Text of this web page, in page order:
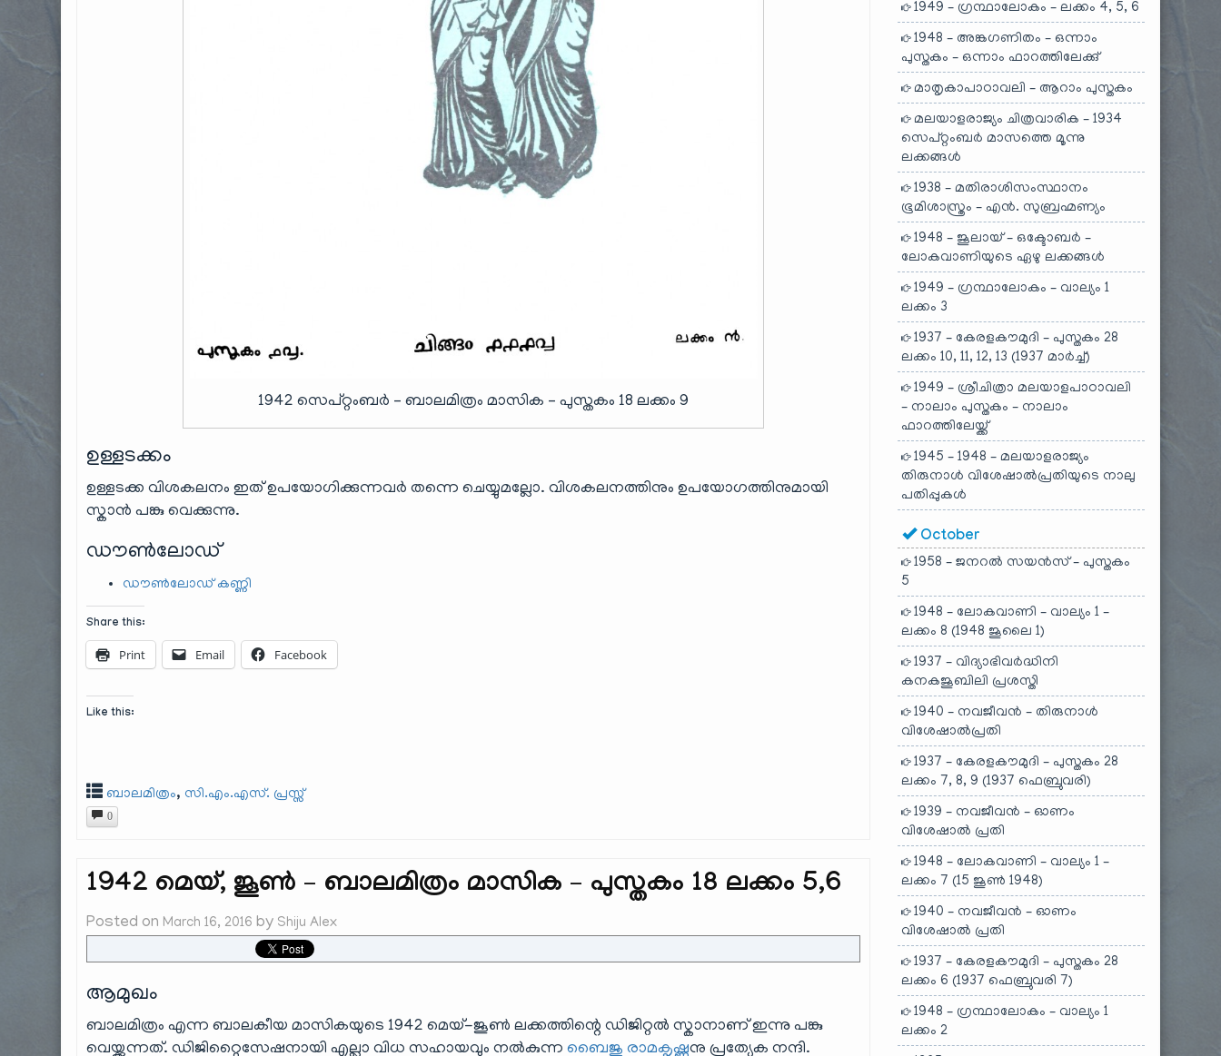
1942 സെപ്റ്റംബർ – ബാലമിത്രം മാസിക – പുസ്തകം 18 ലക്കം 9
ഉള്ളടക്കം
ഉള്ളടക്ക വിശകലനം ഇത് ഉപയോഗിക്കുന്നവർ തന്നെ ചെയ്യുമല്ലോ. വിശകലനത്തിനും ഉപയോഗത്തിനുമായി
സ്കാൻ പങ്കു വെക്കുന്നു.
ഡൗൺലോഡ്
ഡൗൺലോഡ് കണ്ണി
Share this:
Print Email Facebook
Like this:
ബാലമിത്രം, സി.എം.എസ്. പ്രസ്സ്
0
1942 മെയ്, ജൂൺ – ബാലമിത്രം മാസിക – പുസ്തകം 18 ലക്കം 5,6
Posted on March 16, 2016 by Shiju Alex
ആമുഖം
ബാലമിത്രം എന്ന ബാലകീയ മാസികയുടെ 1942 മെയ്-ജൂൺ ലക്കത്തിന്റെ ഡിജിറ്റൽ സ്കാനാണ് ഇന്നു പങ്കു
വെയ്ക്കുന്നത്. ഡിജിറ്റൈസേഷനായി എല്ലാ വിധ സഹായവും നൽകുന്നബൈജു രാമകൃഷ്ണനു പ്രത്യേക നന്ദി.
1949 – ഗ്രന്ഥാലോകം – ലക്കം 4, 5, 6
1948 – അങ്കഗണിതം – ഒന്നാം
പുസ്തകം – ഒന്നാം ഫാറത്തിലേക്കു്
മാതൃകാപാഠാവലി – ആറാം പുസ്തകം
മലയാളരാജ്യം ചിത്രവാരിക – 1934
സെപ്റ്റംബർ മാസത്തെ മൂന്നു
ലക്കങ്ങൾ
1938 – മതിരാശിസംസ്ഥാനം
ഭൂമിശാസ്ത്രം – എൻ. സുബ്രഹ്മണ്യം
1948 – ജൂലായ് – ഒക്ടോബർ –
ലോകവാണിയുടെ ഏഴു ലക്കങ്ങൾ
1949 – ഗ്രന്ഥാലോകം – വാല്യം 1
ലക്കം 3
1937 – കേരളകൗമുദി – പുസ്തകം 28
ലക്കം 10, 11, 12, 13 (1937 മാർച്ച്)
1949 – ശ്രീചിത്രാ മലയാളപാഠാവലി
– നാലാം പുസ്തകം – നാലാം
ഫാറത്തിലേയ്ക്ക്
1945 – 1948 – മലയാളരാജ്യം
തിരുനാൾ വിശേഷാൽപ്രതിയുടെ നാലു
പതിപ്പുകൾ
October
1958 – ജനറൽ സയൻസ് – പുസ്തകം
5
1948 – ലോകവാണി – വാല്യം 1 –
ലക്കം 8 (1948 ജൂലൈ 1)
1937 – വിദ്യാഭിവർദ്ധിനി
കനകജൂബിലി പ്രശസ്തി
1940 – നവജീവൻ – തിരുനാൾ
വിശേഷാൽപ്രതി
1937 – കേരളകൗമുദി – പുസ്തകം 28
ലക്കം 7, 8, 9 (1937 ഫെബ്രുവരി)
1939 – നവജീവൻ – ഓണം
വിശേഷാൽ പ്രതി
1948 – ലോകവാണി – വാല്യം 1 –
ലക്കം 7 (15 ജൂൺ 1948)
1940 – നവജീവൻ – ഓണം
വിശേഷാൽ പ്രതി
1937 – കേരളകൗമുദി – പുസ്തകം 28
ലക്കം 6 (1937 ഫെബ്രുവരി 7)
1948 – ഗ്രന്ഥാലോകം – വാല്യം 1
ലക്കം 2